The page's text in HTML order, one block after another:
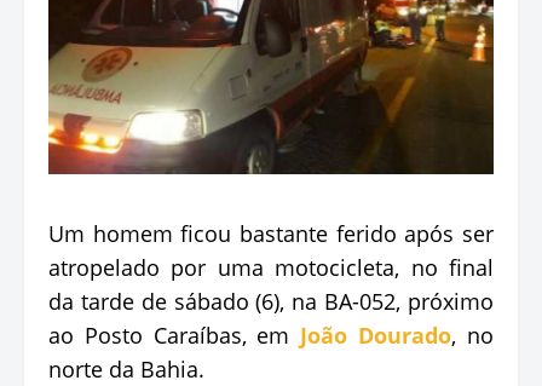
Um homem ficou bastante ferido após ser
atropelado por uma motocicleta, no final
da tarde de sábado (6), na BA-052, próximo
ao Posto Caraíbas, em João Dourado, no
norte da Bahia.